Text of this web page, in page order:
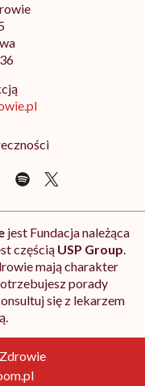
jest Fundacja należąca
częścią USP Group
mają charakter
porady
się z lekarzem